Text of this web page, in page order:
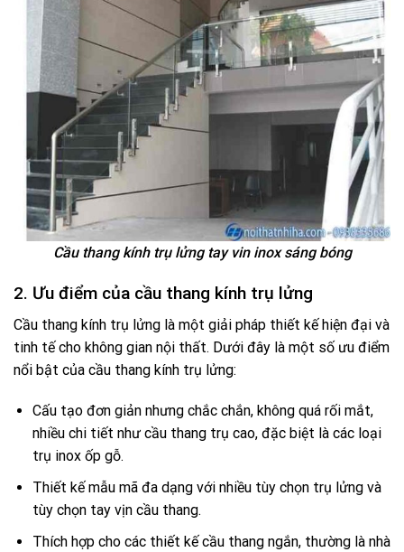
Cầu thang kính trụ lửng tay vin inox sáng bóng
2. Ưu điểm của cầu thang kính trụ lửng
Cầu thang kính trụ lửng là một giải pháp thiết kế hiện đại và
tinh tế cho không gian nội thất. Dưới đây là một số ưu điểm
nổi bật của cầu thang kính trụ lửng:
Cấu tạo đơn giản nhưng chắc chắn, không quá rối mắt,
nhiều chi tiết như cầu thang trụ cao, đặc biệt là các loại
trụ inox ốp gỗ.
Thiết kế mẫu mã đa dạng với nhiều tùy chọn trụ lửng và
tùy chọn tay vịn cầu thang.
Thích hợp cho các thiết kế cầu thang ngắn, thường là nhà